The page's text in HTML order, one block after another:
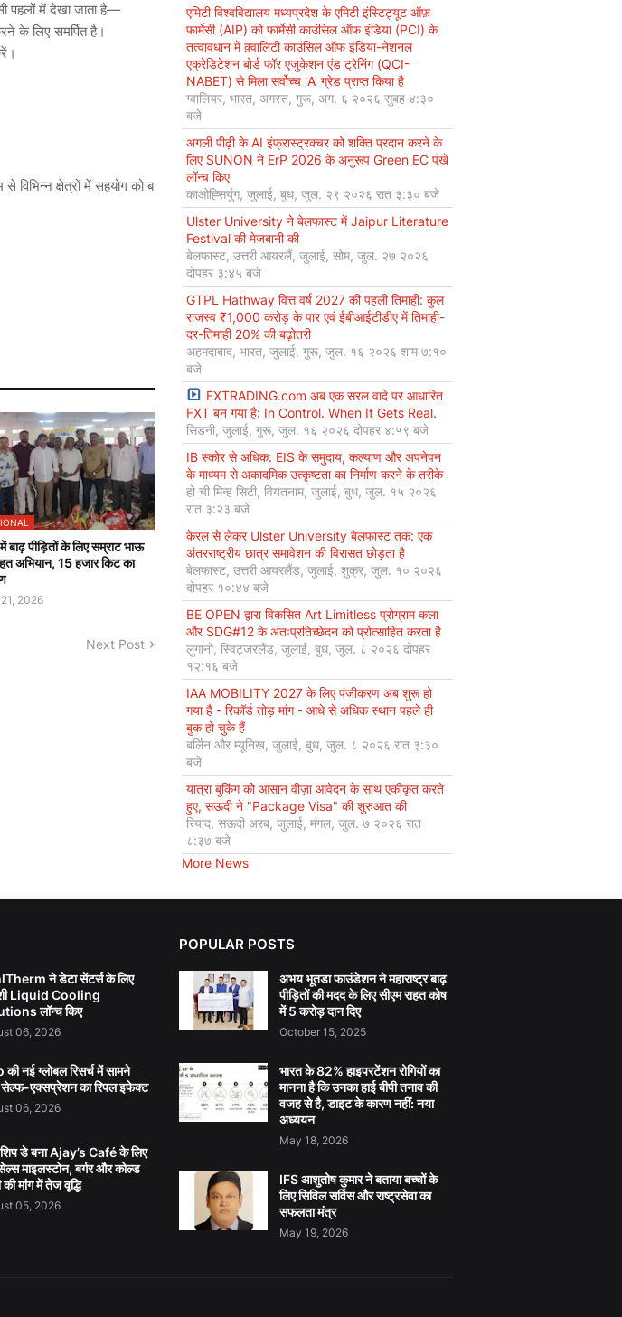
पहलों में देखा जाता है—
के लिए समर्पित है।
से विभिन्न क्षेत्रों में सहयोग को ब
बाढ़ पीड़ितों के लिए सम्राट भाऊ
अभियान, 15 हजार किट का
2026
Next Post
एमिटी विश्वविद्यालय मध्यप्रदेश के एमिटी इंस्टिट्यूट ऑफ़
फार्मेसी (AIP) को फार्मेसी काउंसिल ऑफ इंडिया (PCI) के
तत्वावधान में क़्वालिटी काउंसिल ऑफ इंडिया-नेशनल
एक्रेडिटेशन बोर्ड फॉर एजुकेशन एंड ट्रेनिंग (QCI-
NABET) से मिला सर्वोच्च 'A' ग्रेड प्राप्त किया है
ग्वालियर, भारत, अगस्त, गुरू, अग. ६ २०२६ सुबह ४:३०
बजे
अगली पीढ़ी के AI इंफ्रास्ट्रक्चर को शक्ति प्रदान करने के
लिए SUNON ने ErP 2026 के अनुरूप Green EC पंखे
लॉन्च किए
काओह्सियुंग, जुलाई, बुध, जुल. २९ २०२६ रात ३:३० बजे
Ulster University ने बेलफास्ट में Jaipur Literature
Festival की मेजबानी की
बेलफास्ट, उत्तरी आयरलैं, जुलाई, सोम, जुल. २७ २०२६
दोपहर ३:४५ बजे
GTPL Hathway वित्त वर्ष 2027 की पहली तिमाही: कुल
राजस्व ₹1,000 करोड़ के पार एवं ईबीआईटीडीए में तिमाही-
दर-तिमाही 20% की बढ़ोतरी
अहमदाबाद, भारत, जुलाई, गुरू, जुल. १६ २०२६ शाम ७:१०
बजे
FXTRADING.com अब एक सरल वादे पर आधारित
FXT बन गया है: In Control. When It Gets Real.
सिडनी, जुलाई, गुरू, जुल. १६ २०२६ दोपहर ४:५९ बजे
IB स्कोर से अधिक: EIS के समुदाय, कल्याण और अपनेपन
के माध्यम से अकादमिक उत्कृष्टता का निर्माण करने के तरीके
हो ची मिन्ह सिटी, वियतनाम, जुलाई, बुध, जुल. १५ २०२६
रात ३:२३ बजे
केरल से लेकर Ulster University बेलफास्ट तक: एक
अंतरराष्ट्रीय छात्र समावेशन की विरासत छोड़ता है
बेलफास्ट, उत्तरी आयरलैंड, जुलाई, शुक्र, जुल. १० २०२६
दोपहर १०:४४ बजे
BE OPEN द्वारा विकसित Art Limitless प्रोग्राम कला
और SDG#12 के अंतःप्रतिच्छेदन को प्रोत्साहित करता है
लुगानो, स्विट्जरलैंड, जुलाई, बुध, जुल. ८ २०२६ दोपहर
१२:१६ बजे
IAA MOBILITY 2027 के लिए पंजीकरण अब शुरू हो
गया है - रिकॉर्ड तोड़ मांग - आधे से अधिक स्थान पहले ही
बुक हो चुके हैं
बर्लिन और म्यूनिख, जुलाई, बुध, जुल. ८ २०२६ रात ३:३०
बजे
यात्रा बुकिंग को आसान वीज़ा आवेदन के साथ एकीकृत करते
हुए, सऊदी ने "Package Visa" की शुरुआत की
रियाद, सऊदी अरब, जुलाई, मंगल, जुल. ७ २०२६ रात
८:३७ बजे
More News
ने डेटा सेंटर्स के लिए
Liquid Cooling
लॉन्च किए
06, 2026
नई ग्लोबल रिसर्च में सामने
एक्सप्रेशन का रिपल इफेक्ट
06, 2026
डे बना Ajay’s Café के लिए
माइलस्टोन, बर्गर और कोल्ड
की मांग में तेज वृद्धि
05, 2026
POPULAR POSTS
अभय भूतडा फाउंडेशन ने महाराष्ट्र बाढ़
पीड़ितों की मदद के लिए सीएम राहत कोष
में 5 करोड़ दान दिए
October 15, 2025
भारत के 82% हाइपरटेंशन रोगियों का
मानना है कि उनका हाई बीपी तनाव की
वजह से है, डाइट के कारण नहीं: नया
अध्ययन
May 18, 2026
IFS आशुतोष कुमार ने बताया बच्चों के
लिए सिविल सर्विस और राष्ट्रसेवा का
सफलता मंत्र
May 19, 2026